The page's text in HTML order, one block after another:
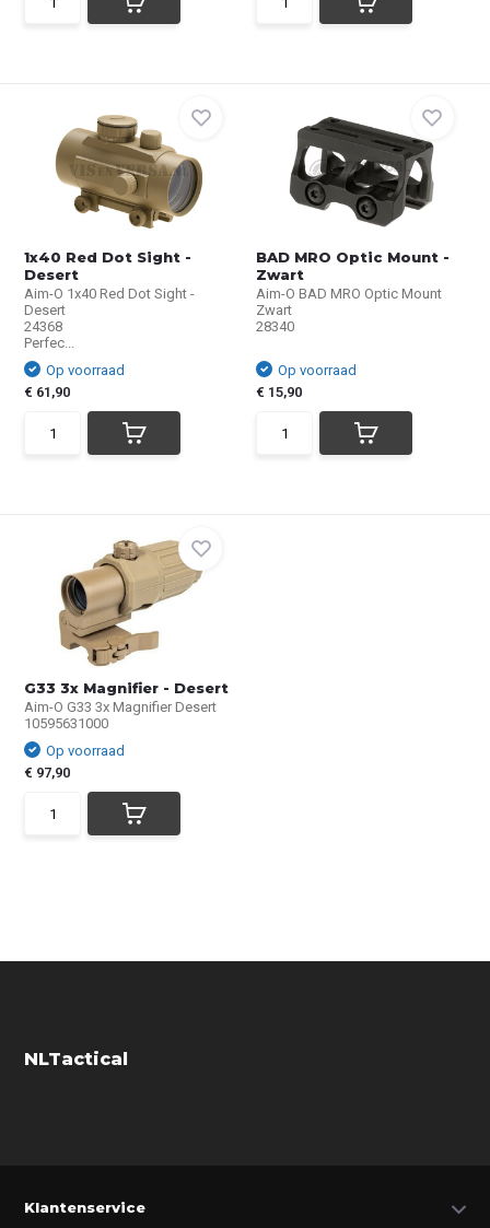
1x40 Red Dot Sight -
Desert
Aim-O 1x40 Red Dot Sight -
Desert
24368
Perfec...
Op voorraad
€ 61,90
BAD MRO Optic Mount -
Zwart
Aim-O BAD MRO Optic Mount
Zwart
28340
Op voorraad
€ 15,90
G33 3x Magnifier - Desert
Aim-O G33 3x Magnifier Desert
10595631000
Op voorraad
€ 97,90
NLTactical
Klantenservice